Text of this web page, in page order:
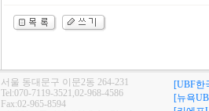
서울 동대문구 이문2동 264-231
Tel:070-7119-3521,02-968-4586
Fax:02-965-8594
[UBF한
[뉴욕